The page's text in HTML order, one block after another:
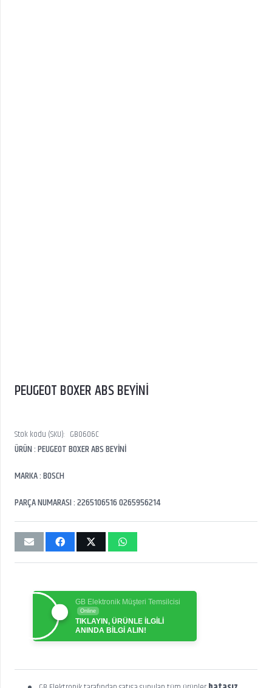
PEUGEOT BOXER ABS BEYİNİ
Stok kodu (SKU): GB0606C
ÜRÜN : PEUGEOT BOXER ABS BEYİNİ
MARKA : BOSCH
PARÇA NUMARASI : 2265106516 0265956214
GB Elektronik Müşteri Temsilcisi
Online
TIKLAYIN, ÜRÜNLE İLGİLİ
ANINDA BİLGİ ALIN!